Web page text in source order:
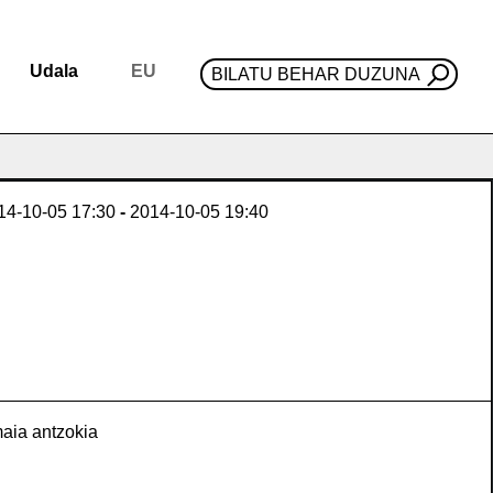
Udala EU BILATU BEHAR DUZUNA
10-05 17:30 - 2014-10-05 19:40
antzokia